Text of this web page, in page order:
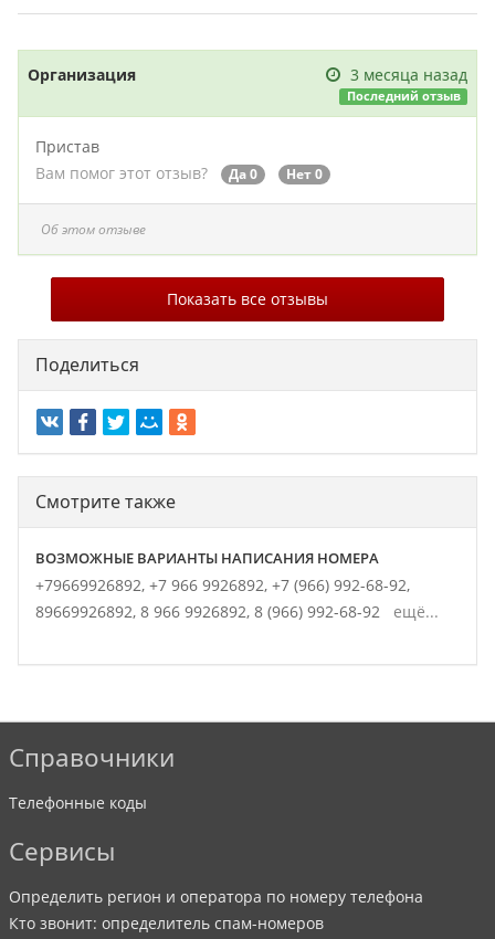
Организация 3 месяца назад
Последний отзыв
Пристав
Вам помог этот отзыв?
Да 0 Нет 0
Об этом отзыве
Показать все отзывы
Поделиться
Смотрите также
ВОЗМОЖНЫЕ ВАРИАНТЫ НАПИСАНИЯ НОМЕРА
+79669926892, +7 966 9926892, +7 (966) 992-68-92,
89669926892, 8 966 9926892, 8 (966) 992-68-92 ещё...
Справочники
Телефонные коды
Сервисы
Определить регион и оператора по номеру телефона
Кто звонит: определитель спам-номеров